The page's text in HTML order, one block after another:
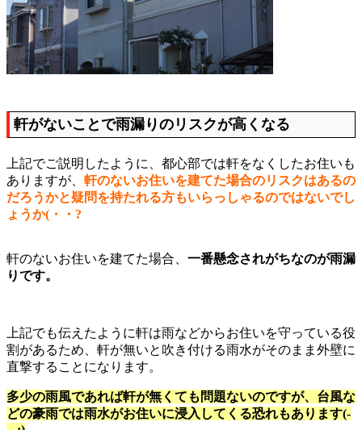
軒がないことで雨漏りのリスクが高くなる
上記でご説明したように、都心部では軒をなくしたお住いも
ありますが、 軒のないお住いを建てた場合のリスクはあるの
だろうかと疑問を持たれる方もいらっしゃるのではないでし
ょうか(・・?
軒のないお住いを建てた場合、 一番懸念されがちなのが雨漏
りです。
上記でも伝えたように軒は雨などからお住いを守っている役
割があるため、軒が無いと吹き付ける雨水がそのまま外壁に
直撃することになります。
多少の雨風であれば軒が無くても問題ないのですが、台風な
どの豪雨では雨水がお住いに浸入してくる恐れもあります(-